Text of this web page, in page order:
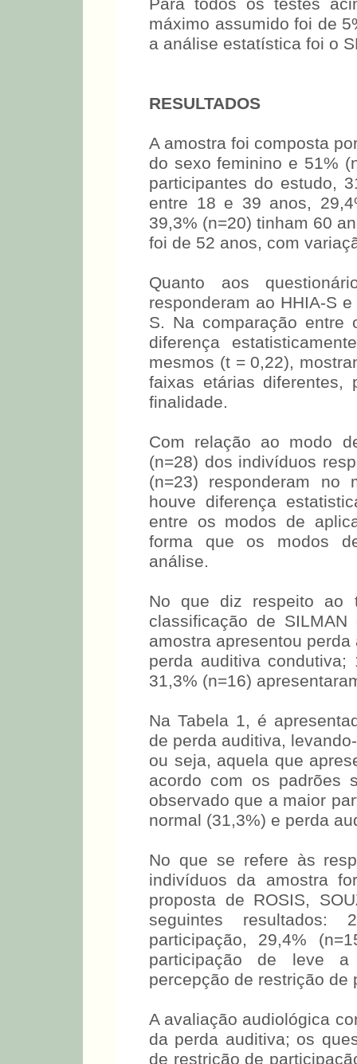
Para todos os testes
máximo assumido foi de
A amostra foi composta
do sexo feminino e 51%
participantes do estudo,
entre 18 e 39 anos,
39,3% (n=20) tinham
anos.
Quanto aos
responderam ao HHIA-S
S. Na comparação entre
diferença
mesmos (t = 0,22),
finalidade.
Com relação ao modo
(n=28) dos indivíduos
(n=23) responderam no
houve diferença
entre os modos de
análise.
No que diz respeito ao
classificação de
amostra apresentou
mista, e 31,3% (n=16)
Na Tabela 1, é
de perda auditiva,
orelha, ou seja,
audiométrica de acordo
apresentou audição
leve (29,4%).
No que se refere às
indivíduos da amostra
proposta de ROSIS,
seguintes resultados:
participação de leve
percepção de restrição